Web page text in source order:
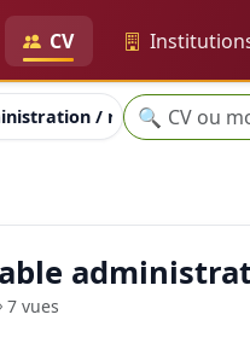
CV
/ rhRecherche
🔍
7 vues